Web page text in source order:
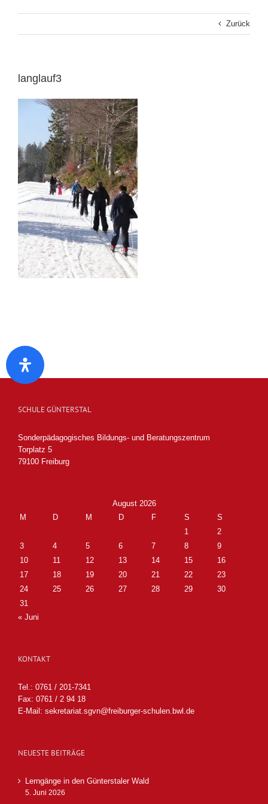
Zurück
langlauf3
SCHULE GÜNTERSTAL
Sonderpädagogisches Bildungs- und Beratungszentrum
Torplatz 5
79100 Freiburg
August 2026
M
D M D F S
S
1
2
3
4 5 6 7 8
9
10
11 12 13 14 15
16
17
18 19 20 21 22
23
24
25 26 27 28 29
30
31
« Juni
KONTAKT
Tel.: 0761 / 201-7341
Fax: 0761 / 2 94 18
E-Mail: sekretariat.sgvn@freiburger-schulen.bwl.de
NEUESTE BEITRÄGE
Lerngänge in den Günterstaler Wald
5. Juni 2026